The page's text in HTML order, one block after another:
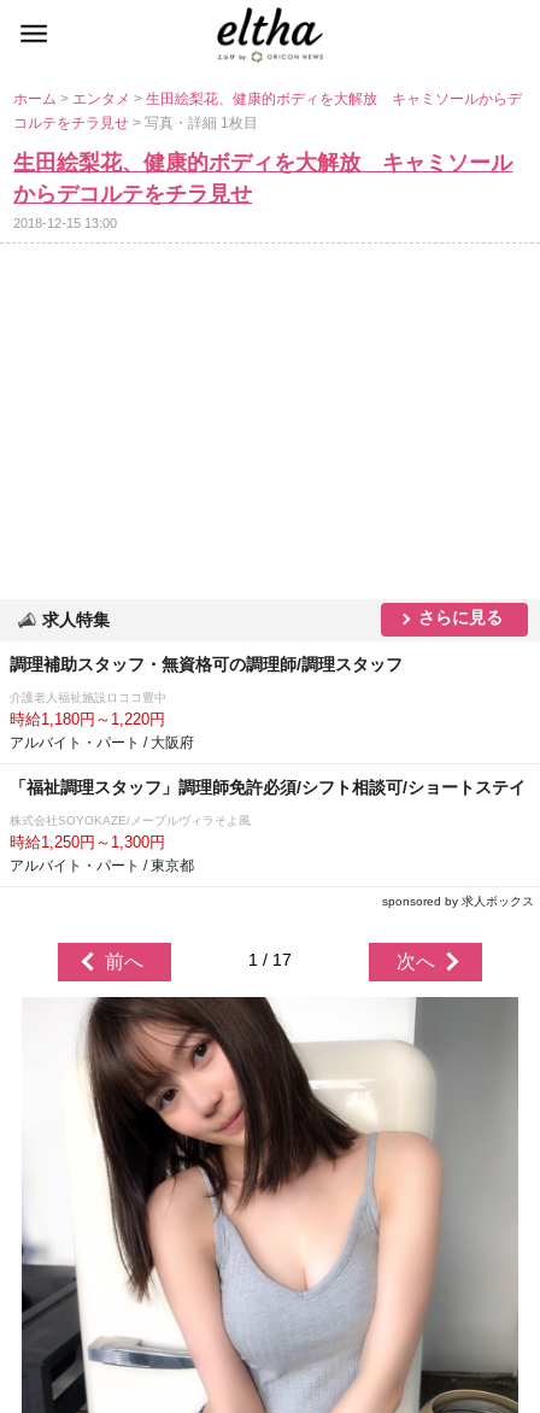
ホーム> エンタメ>生田絵梨花、健康的ボディを大解放 キャミソールからデ
コルテをチラ見せ> 写真・詳細 1枚目
生田絵梨花、健康的ボディを大解放 キャミソール
からデコルテをチラ見せ
2018-12-15 13:00
求人特集 さらに見る
調理補助スタッフ・無資格可の調理師/調理スタッフ
介護老人福祉施設ロココ豊中
時給1,180円～1,220円
アルバイト・パート / 大阪府
「福祉調理スタッフ」調理師免許必須/シフト相談可/ショートステイ
株式会社SOYOKAZE/メープルヴィラそよ風
時給1,250円～1,300円
アルバイト・パート / 東京都
sponsored by 求人ボックス
前へ 1 / 17 次へ